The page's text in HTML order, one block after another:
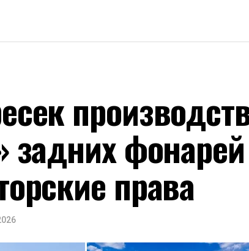
задних
права